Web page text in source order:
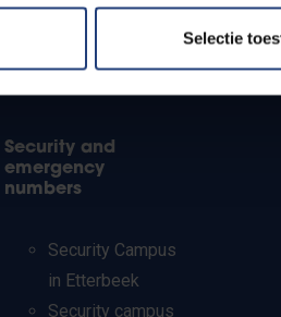
Selectie
Security and
emergency
numbers
Security Campus
in Etterbeek
Security campus